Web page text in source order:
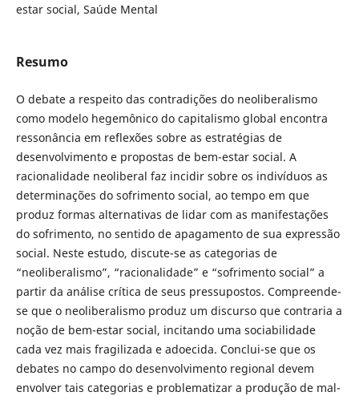
estar social, Saúde Mental
Resumo
O debate a respeito das contradições do neoliberalismo
como modelo hegemônico do capitalismo global encontra
ressonância em reflexões sobre as estratégias de
desenvolvimento e propostas de bem-estar social. A
racionalidade neoliberal faz incidir sobre os indivíduos as
determinações do sofrimento social, ao tempo em que
produz formas alternativas de lidar com as manifestações
do sofrimento, no sentido de apagamento de sua expressão
social. Neste estudo, discute-se as categorias de
“neoliberalismo”, “racionalidade” e “sofrimento social” a
partir da análise crítica de seus pressupostos. Compreende-
se que o neoliberalismo produz um discurso que contraria a
noção de bem-estar social, incitando uma sociabilidade
cada vez mais fragilizada e adoecida. Conclui-se que os
debates no campo do desenvolvimento regional devem
envolver tais categorias e problematizar a produção de mal-